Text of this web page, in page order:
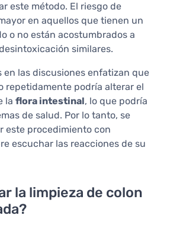
este método. El riesgo de
en aquellos que tienen un
o no están acostumbrados a
similares.
en las discusiones enfatizan que
repetidamente podría alterar el
la flora intestinal, lo que podría
de salud. Por lo tanto, se
este procedimiento con
escuchar las reacciones de su
la limpieza de colon